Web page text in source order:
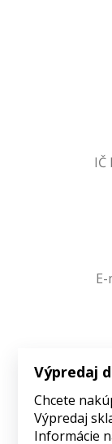
IČ
E-
Výpredaj
Chcete
Výpredaj
Informácie